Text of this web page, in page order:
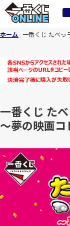
ホーム 一番くじ たべっ
一番くじ た
～夢の映画